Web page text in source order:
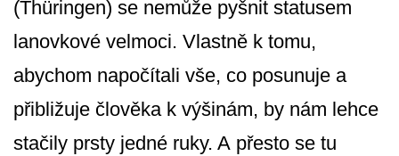
(Thüringen) se nemůže pyšnit statusem
lanovkové velmoci. Vlastně k tomu,
abychom napočítali vše, co posunuje a
přibližuje člověka k výšinám, by nám lehce
stačily prsty jedné ruky. A přesto se tu